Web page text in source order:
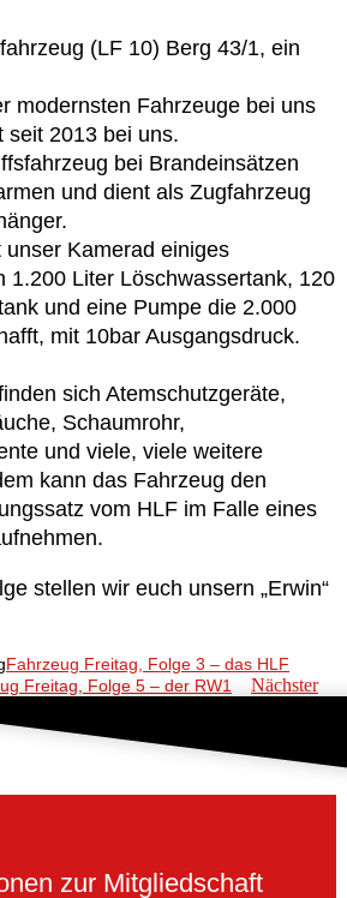
(LF 10) Berg 43/1, ein
modernsten Fahrzeuge bei uns
seit 2013 bei uns.
bei Brandeinsätzen
und dient als Zugfahrzeug
Kamerad einiges
1.200 Liter Löschwassertank, 120
und eine Pumpe die 2.000
mit 10bar Ausgangsdruck.
sich Atemschutzgeräte,
Schaumrohr,
und viele, viele weitere
kann das Fahrzeug den
vom HLF im Falle eines
stellen wir euch unsern „Erwin“
Fahrzeug Freitag, Folge 3 – das HLF
Freitag, Folge 5 – der RW1 Nächster
zur Mitgliedschaft